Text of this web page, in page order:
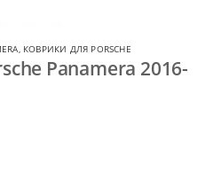
, КОВРИКИ ДЛЯ PORSCHE
Panamera 2016-